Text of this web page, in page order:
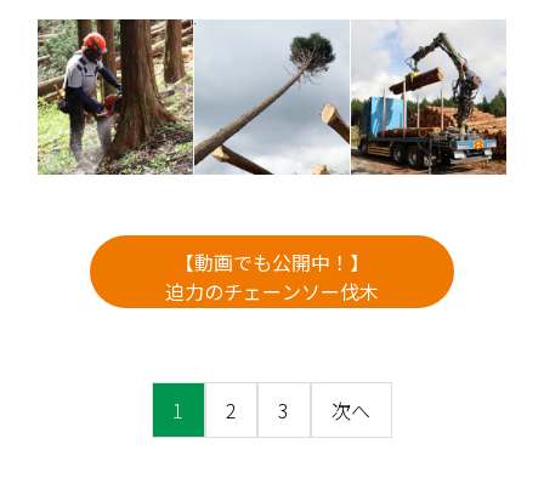
【動画でも公開中！】
迫力のチェーンソー伐木
1 2 3 次へ